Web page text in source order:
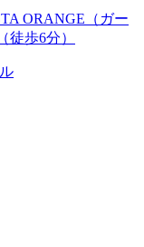
ORANGE（ガー
（徒歩6分）